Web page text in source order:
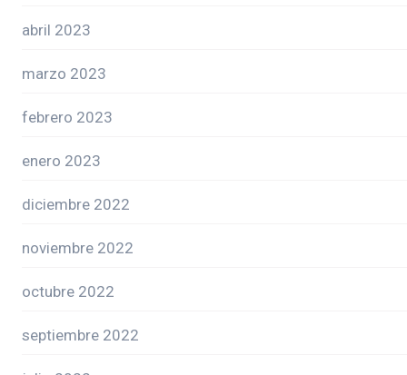
abril 2023
marzo 2023
febrero 2023
enero 2023
diciembre 2022
noviembre 2022
octubre 2022
septiembre 2022